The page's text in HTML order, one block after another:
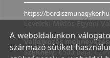
https://bordiszmunagyker.hu
Leveleki Miklós Egyéni
Vállalkozás
Székhely:6500 Baja,
A weboldalunkon
származó sütiket